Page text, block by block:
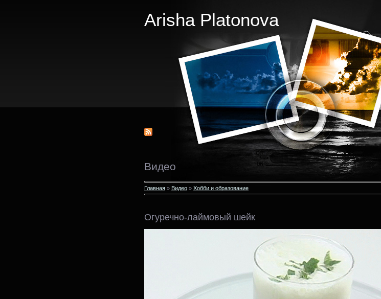
Arisha Platonova
Видео
Главная » Видео » Хобби и образование
Огуречно-лаймовый шейк